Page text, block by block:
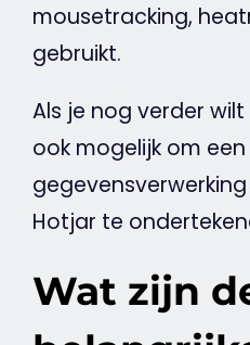
mousetracking,
gebruikt.
Als je nog verder
ook mogelijk om een
Hotjar te
Wat zijn